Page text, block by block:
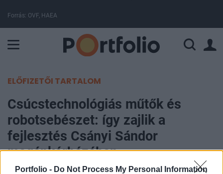
Portfolio - Do Not Process My Personal Information
Forrás: OVF, HAEA
ELŐFIZETŐI TARTALOM
Csúcstechnológiás műtők és
robotsebészet: így zajlik a
fejlesztés Csányi Sándor
magánkórházában